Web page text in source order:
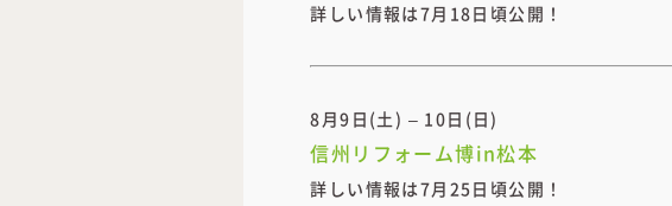
詳しい情報は7月18日頃公開！
8月9日(土) – 10日(日)
信州リフォーム博in松本
詳しい情報は7月25日頃公開！